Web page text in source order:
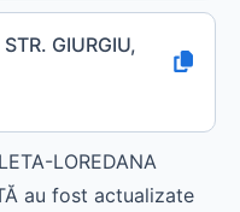
GIURGIU,
LOREDANA
au fost actualizate